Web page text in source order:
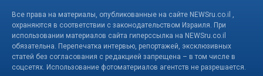
Все права на материалы, опубликованные на сайте NEWSru.co.il ,
охраняются в соответствии с законодательством Израиля. При
использовании материалов сайта гиперссылка на NEWSru.co.il
обязательна. Перепечатка интервью, репортажей, эксклюзивных
статей без согласования с редакцией запрещена – в том числе в
соцсетях. Использование фотоматериалов агентств не разрешается.